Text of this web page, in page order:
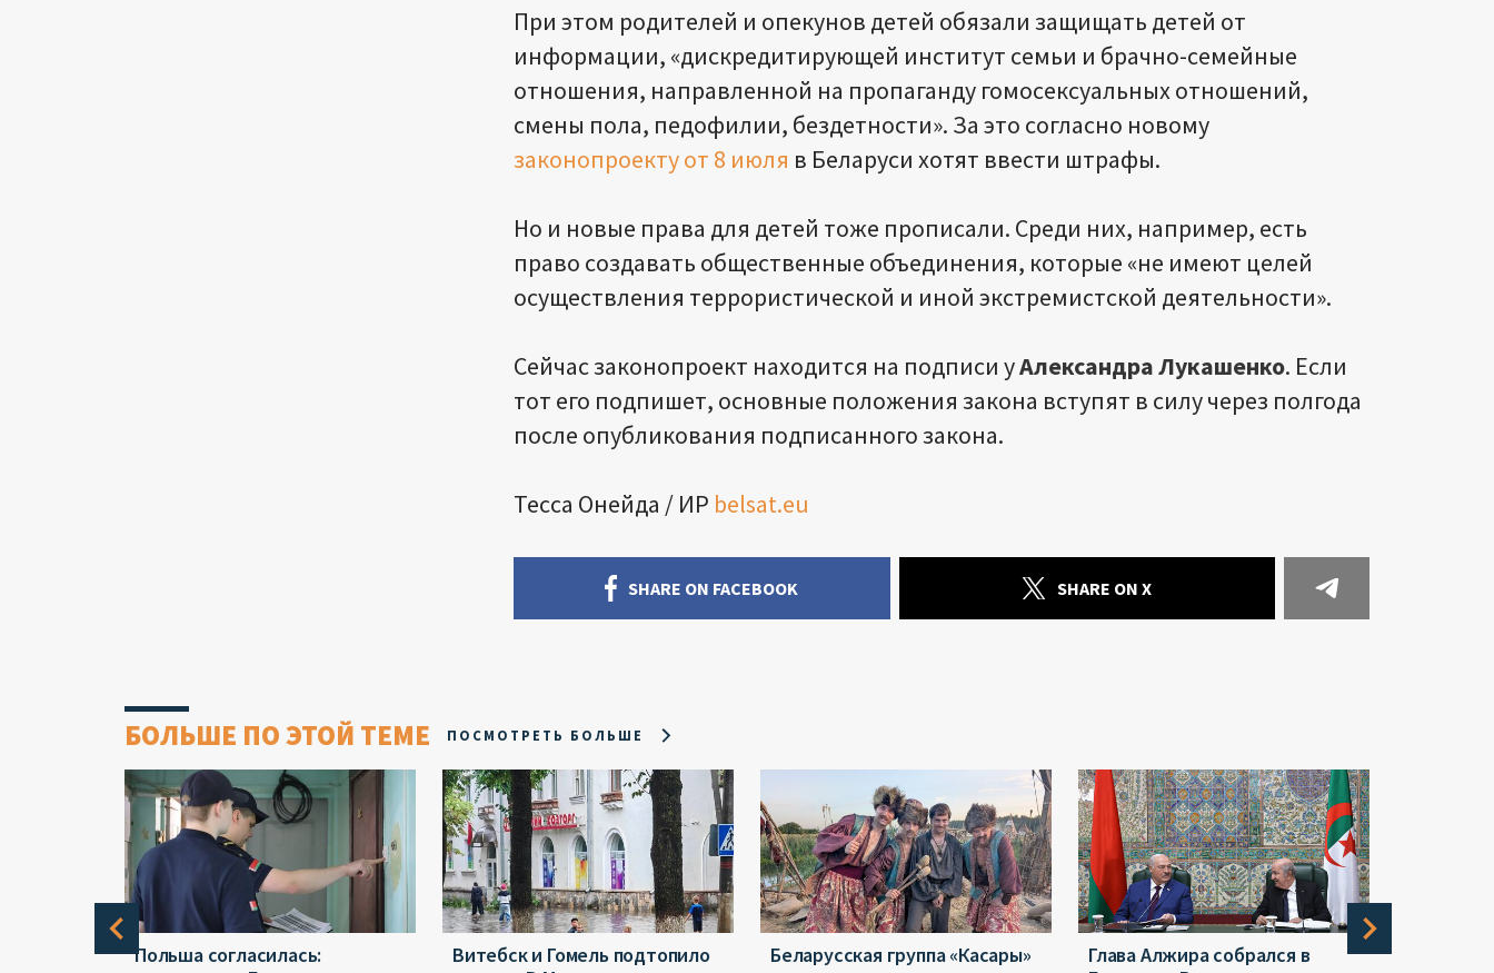
При этом родителей и опекунов детей обязали защищать детей от
информации, «дискредитирующей институт семьи и брачно-семейные
отношения, направленной на пропаганду гомосексуальных отношений,
смены пола, педофилии, бездетности». За это согласно новому
законопроекту от 8 июля в Беларуси хотят ввести штрафы.
Но и новые права для детей тоже прописали. Среди них, например, есть
право создавать общественные объединения, которые «не имеют целей
осуществления террористической и иной экстремистской деятельности».
Сейчас законопроект находится на подписи уАлександра Лукашенко. Если
тот его подпишет, основные положения закона вступят в силу через полгода
после опубликования подписанного закона.
Тесса Онейда / ИР belsat.eu
SHARE ON FACEBOOK SHARE ON X
БОЛЬШЕ ПО ЭТОЙ ТЕМЕ ПОСМОТРЕТЬ БОЛЬШЕ
Польша согласилась:
Витебск и Гомель подтопило
Беларусская группа «Касары»
Глава Алжира собрался в